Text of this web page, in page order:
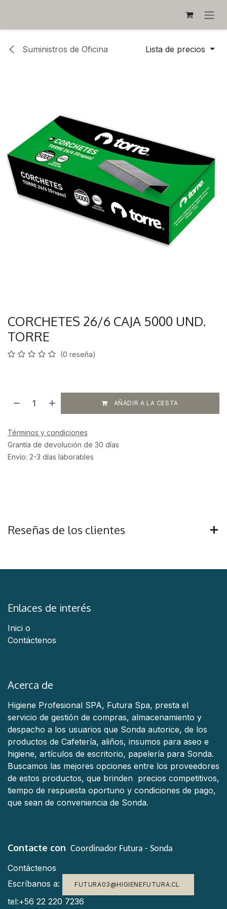
Suministros de Oficina Lista de precios
CORCHETES 26/6 CAJA 5000 UND.
TORRE
(0 reseña)
AÑADIR A LA CESTA
Términos y condiciones
Grantía de devolución de 30 días
Envío: 2-3 días laborables
Reseñas de los clientes
Enlaces de interés
Inici o
Contáctenos
Acerca de
Higiene Profesional SPA, Futura Spa, presta el
servicio de gestión de compras, almacenamiento y
despacho a los usuarios que Sonda autorice, de los
productos de Cafetería, aliños, insumos para aseo e
higiene, artículos de escritorio, papelería para Sonda.
Buscamos las mejores opciones entre los proveedores
de estos productos, que brinden precios competitivos,
tiempo de respuesta oportuno y condiciones de pago,
que sean de conveniencia de Sonda.
Contacte con Coordinador Futura - Sonda
Contáctenos
Escríbanos a:
FUTURA03@HIGIENEFUTURA.CL
tel:+56 22 220 7236